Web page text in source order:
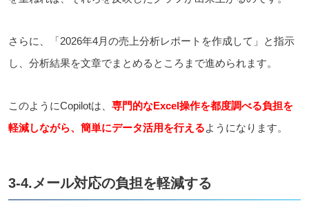
さらに、「2026年4月の売上分析レポートを作成して」と指示
し、分析結果を文章でまとめるところまで進められます。
このようにCopilotは、 専門的なExcel操作を都度調べる負担を
軽減しながら、簡単にデータ活用を行えるようになります。
3-4.メール対応の負担を軽減する